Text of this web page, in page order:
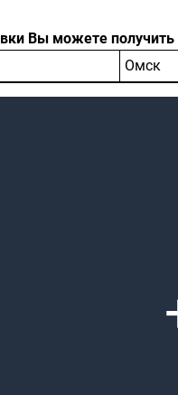
Вы можете
Омск